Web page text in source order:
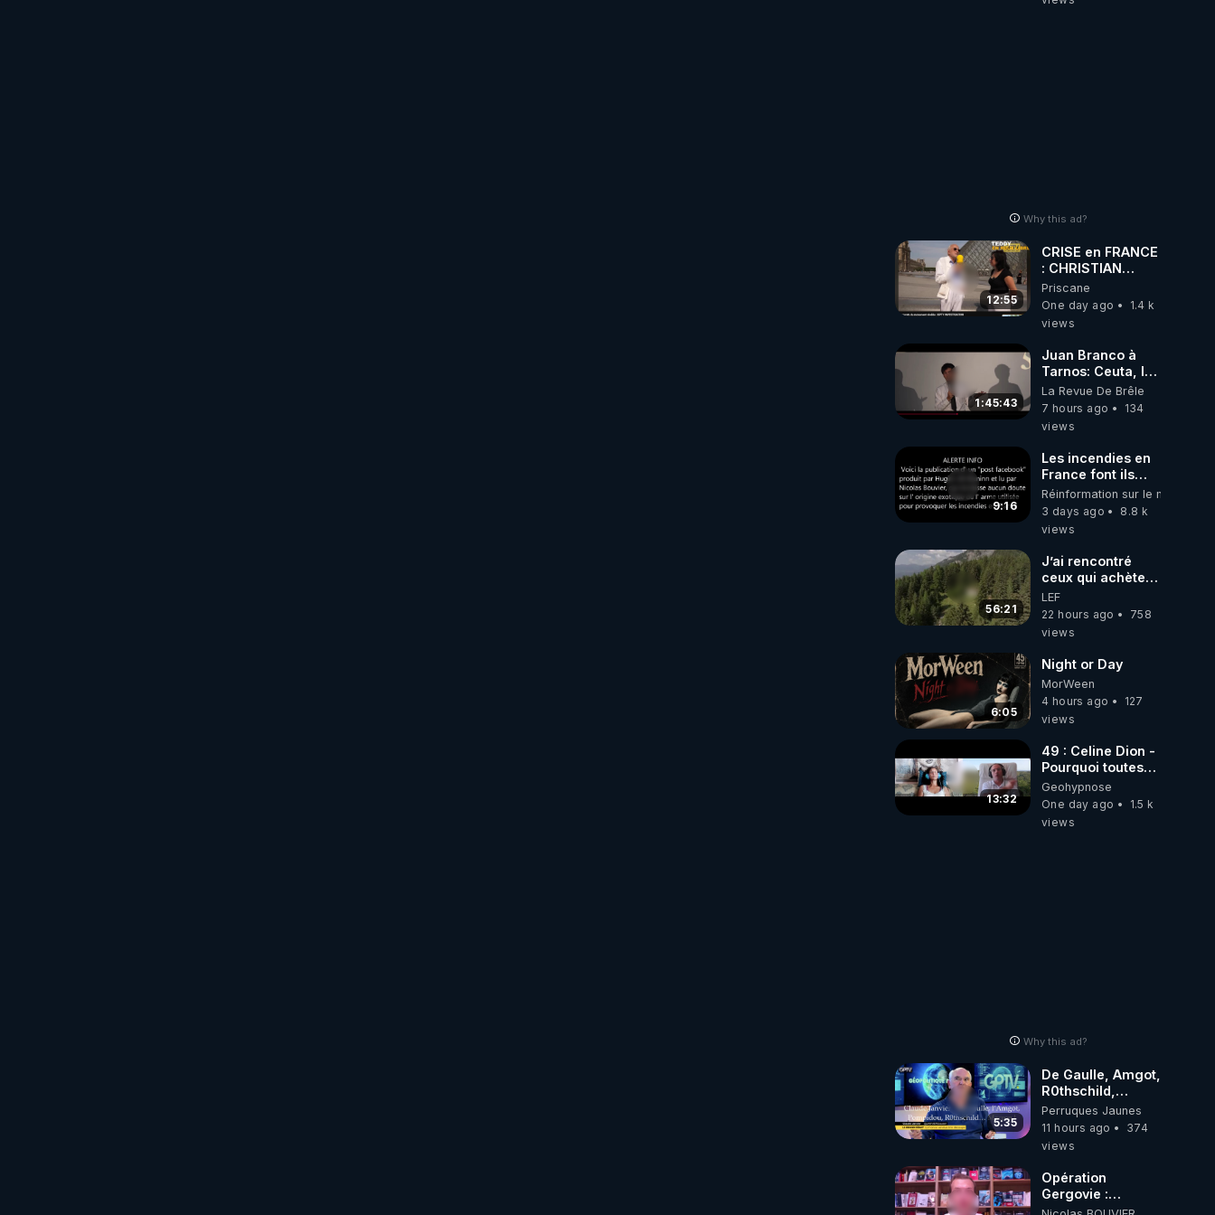
Why this ad?
12:55
CRISE en FRANCE
: CHRISTIAN
COTTEN FAIT une
étrange
découverte
Priscane
One day ago
1.4 k
views
1:45:43
Juan Branco à
Tarnos: Ceuta, le
narcotrafic et le
pouvoir en France
La Revue De Brêle
7 hours ago
134
views
9:16
Les incendies en
France font ils
partie d' un plan
qui aurait débuté
le 11 septembre
Réinformation sur le monde
3 days ago
8.8 k
views
56:21
J’ai rencontré
ceux qui achètent
des bunkers pour
survivre à la fin
du monde
LEF
22 hours ago
758
views
6:05
Night or Day
MorWeen
4 hours ago
127
views
13:32
49 : Celine Dion -
Pourquoi toutes
ces rumeurs ?
Enquête sous
hypnose
Geohypnose
One day ago
1.5 k
views
Why this ad?
5:35
De Gaulle, Amgot,
R0thschild,
Macron &
Pompidou…
Macron Claude
X 2024
Perruques Jaunes
11 hours ago
374
views
Opération
Gergovie :
‪@38resistancegauloise‬